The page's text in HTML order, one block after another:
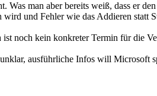
Was man aber bereits weiß, dass er
und Fehler wie das Addieren statt
noch kein konkreter Termin für die
ausführliche Infos will